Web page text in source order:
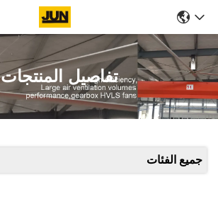
تفاصيل المنتجات
جميع الفئات